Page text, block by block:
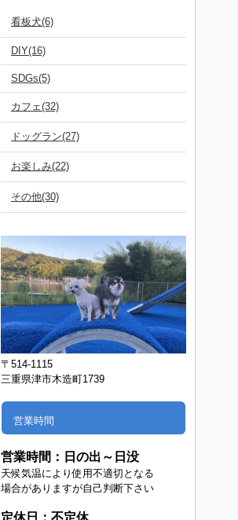
看板犬(6)
DIY(16)
SDGs(5)
カフェ(32)
ドッグラン(27)
お楽しみ(22)
その他(30)
〒514-1115
三重県津市木造町1739
営業時間
営業時間： 日の出～日没
天候気温により使用不適切となる
場合がありますが自己判断下さい
定休日：不定休